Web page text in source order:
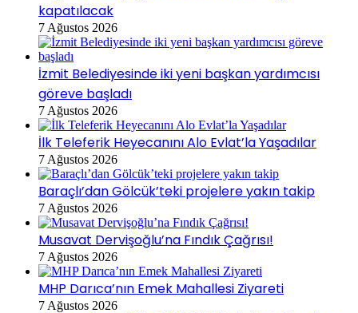
kapatılacak
7 Ağustos 2026
İzmit Belediyesinde iki yeni başkan yardımcısı
göreve başladı
7 Ağustos 2026
İlk Teleferik Heyecanını Alo Evlat’la Yaşadılar
7 Ağustos 2026
Baraçlı’dan Gölcük’teki projelere yakın takip
7 Ağustos 2026
Musavat Dervişoğlu’na Fındık Çağrısı!
7 Ağustos 2026
MHP Darıca’nın Emek Mahallesi Ziyareti
7 Ağustos 2026